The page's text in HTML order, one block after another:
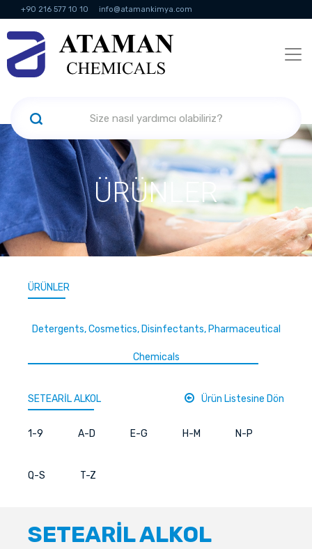
+90 216 577 10 10 info@atamankimya.com
KVKK Politikası Bilgi Toplumu Hizmetleri
ÜRÜNLER
ÜRÜNLER
Detergents, Cosmetics, Disinfectants, Pharmaceutical
Chemicals
SETEARİL ALKOL Ürün Listesine Dön
1-9 A-D E-G H-M N-P
Q-S T-Z
SETEARİL ALKOL